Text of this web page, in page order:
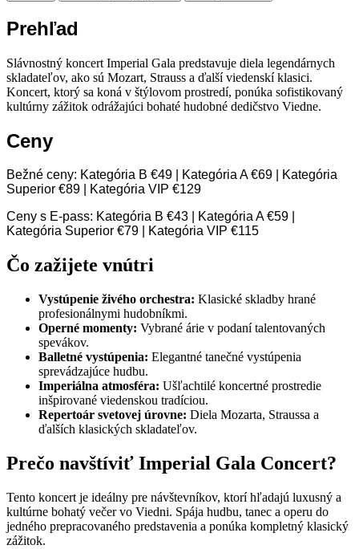
Prehľad
Slávnostný koncert Imperial Gala predstavuje diela legendárnych
skladateľov, ako sú Mozart, Strauss a ďalší viedenskí klasici.
Koncert, ktorý sa koná v štýlovom prostredí, ponúka sofistikovaný
kultúrny zážitok odrážajúci bohaté hudobné dedičstvo Viedne.
Ceny
Bežné ceny: Kategória B €49 | Kategória A €69 | Kategória
Superior €89 | Kategória VIP €129
Ceny s E-pass: Kategória B €43 | Kategória A €59 |
Kategória Superior €79 | Kategória VIP €115
Čo zažijete vnútri
Vystúpenie živého orchestra: Klasické skladby hrané
profesionálnymi hudobníkmi.
Operné momenty: Vybrané árie v podaní talentovaných
spevákov.
Balletné vystúpenia: Elegantné tanečné vystúpenia
sprevádzajúce hudbu.
Imperiálna atmosféra: Ušľachtilé koncertné prostredie
inšpirované viedenskou tradíciou.
Repertoár svetovej úrovne: Diela Mozarta, Straussa a
ďalších klasických skladateľov.
Prečo navštíviť Imperial Gala Concert?
Tento koncert je ideálny pre návštevníkov, ktorí hľadajú luxusný a
kultúrne bohatý večer vo Viedni. Spája hudbu, tanec a operu do
jedného prepracovaného predstavenia a ponúka kompletný klasický
zážitok.